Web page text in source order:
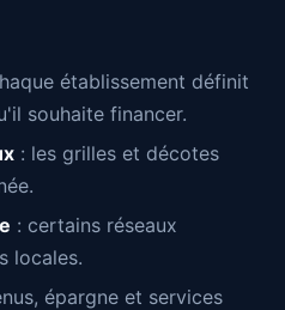
établissement définit
souhaite financer.
: les grilles et décotes
: certains réseaux
locales.
épargne et services